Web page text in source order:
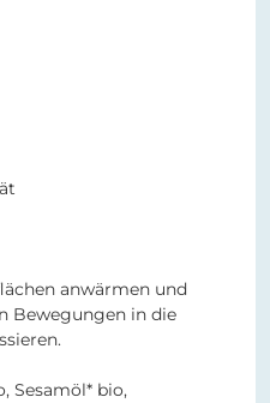
anwärmen und
Bewegungen in die
Sesamöl* bio,